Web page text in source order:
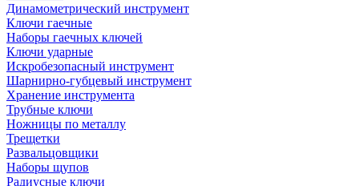
Динамометрический инструмент
Ключи гаечные
Наборы гаечных ключей
Ключи ударные
Искробезопасный инструмент
Шарнирно-губцевый инструмент
Хранение инструмента
Трубные ключи
Ножницы по металлу
Трещетки
Развальцовщики
Наборы щупов
Радиусные ключи